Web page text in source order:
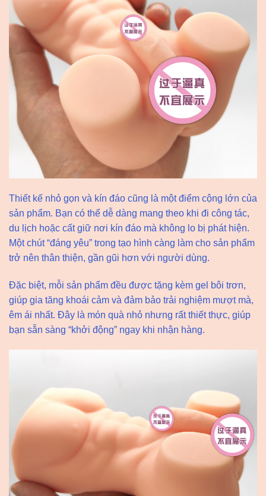
Thiết kế nhỏ gọn và kín đáo cũng là một điểm cộng lớn của
sản phẩm. Bạn có thể dễ dàng mang theo khi đi công tác,
du lịch hoặc cất giữ nơi kín đáo mà không lo bị phát hiện.
Một chút “đáng yêu” trong tạo hình càng làm cho sản phẩm
trở nên thân thiện, gần gũi hơn với người dùng.
Đặc biệt, mỗi sản phẩm đều được tặng kèm gel bôi trơn,
giúp gia tăng khoái cảm và đảm bảo trải nghiệm mượt mà,
êm ái nhất. Đây là món quà nhỏ nhưng rất thiết thực, giúp
bạn sẵn sàng “khởi động” ngay khi nhận hàng.